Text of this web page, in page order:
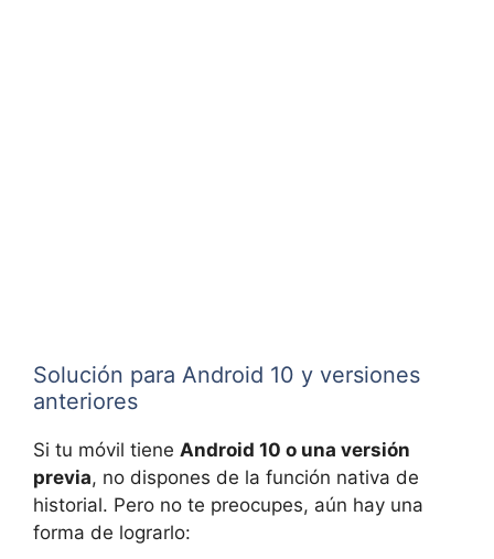
Solución para Android 10 y versiones
anteriores
Si tu móvil tiene Android 10 o una versión
previa, no dispones de la función nativa de
historial. Pero no te preocupes, aún hay una
forma de lograrlo: